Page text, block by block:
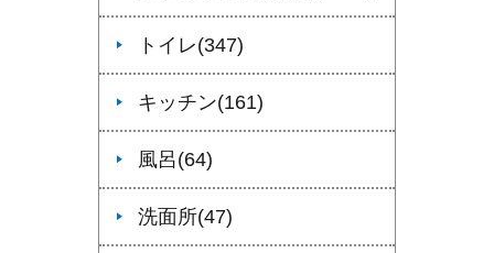
トイレ(347)
キッチン(161)
風呂(64)
洗面所(47)